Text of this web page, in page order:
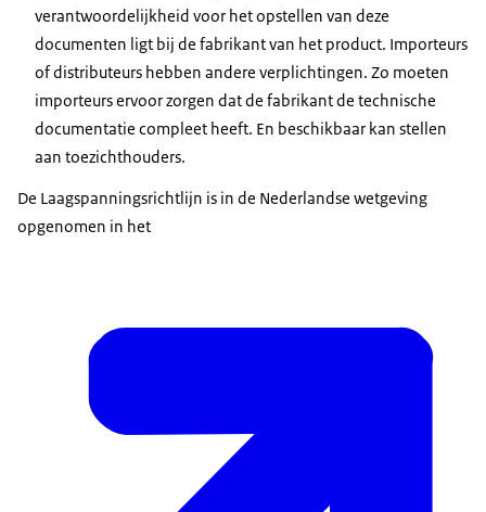
verantwoordelijkheid voor het opstellen van deze
documenten ligt bij de fabrikant van het product. Importeurs
of distributeurs hebben andere verplichtingen. Zo moeten
importeurs ervoor zorgen dat de fabrikant de technische
documentatie compleet heeft. En beschikbaar kan stellen
aan toezichthouders.
De Laagspanningsrichtlijn is in de Nederlandse wetgeving
opgenomen in het